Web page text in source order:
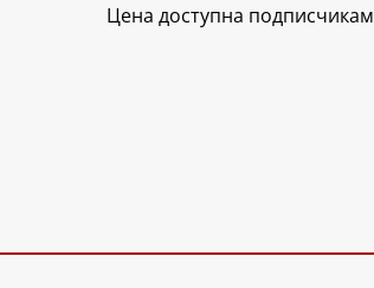
Цена доступна подписчикам